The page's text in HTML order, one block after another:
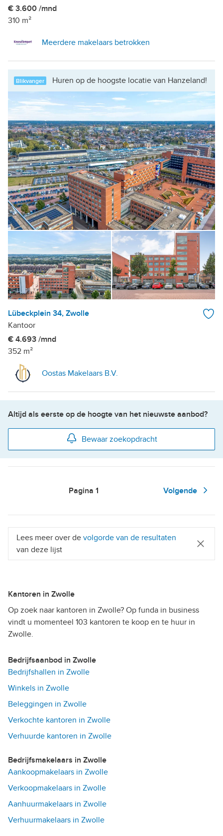
€ 3.600 /mnd
310 m²
Meerdere makelaars betrokken
Blikvanger Huren op de hoogste locatie van Hanzeland!
Lübeckplein 34, Zwolle
Kantoor
€ 4.693 /mnd
352 m²
Oostas Makelaars B.V.
Altijd als eerste op de hoogte van het nieuwste aanbod?
Bewaar zoekopdracht
Pagina 1 Volgende
Lees meer over de volgorde van de resultaten
van deze lijst
Kantoren in Zwolle
Op zoek naar kantoren in Zwolle? Op funda in business
vindt u momenteel 103 kantoren te koop en te huur in
Zwolle.
Bedrijfsaanbod in Zwolle
Bedrijfshallen in Zwolle
Winkels in Zwolle
Beleggingen in Zwolle
Verkochte kantoren in Zwolle
Verhuurde kantoren in Zwolle
Bedrijfsmakelaars in Zwolle
Aankoopmakelaars in Zwolle
Verkoopmakelaars in Zwolle
Aanhuurmakelaars in Zwolle
Verhuurmakelaars in Zwolle